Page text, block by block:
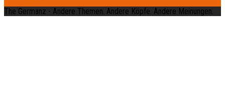
The Germanz - Andere Themen. Andere Köpfe. Andere Meinungen.